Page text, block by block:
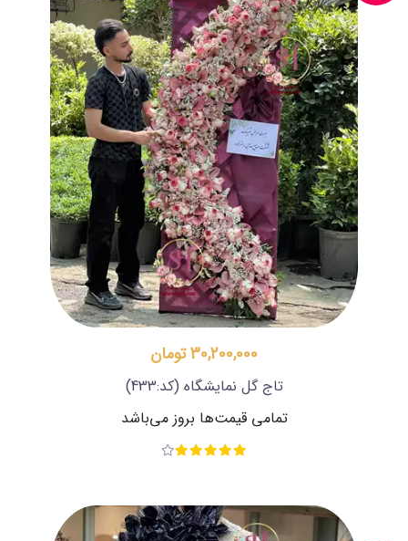
30,200,000 تومان
تاج گل نمایشگاه (کد:433)
تمامی قیمت‌ها بروز می‌باشد